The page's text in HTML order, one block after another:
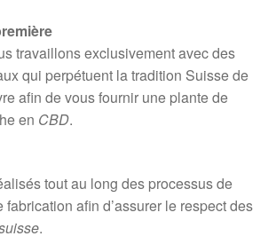
travaillons exclusivement avec des
qui perpétuent la tradition Suisse de
afin de vous fournir une plante de
en CBD.
tout au long des processus de
afin d’assurer le respect des
.